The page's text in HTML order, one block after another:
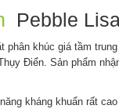
Pebble
phân khúc giá tầm
Điển. Sản phẩm
kháng khuẩn rất